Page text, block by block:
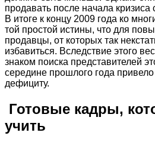
продавать после начала
В итоге к концу 2009 года ко
той простой истины, что для
продавцы, от которых так
избавиться. Вследствие этого
знаком поиска представителей
середине прошлого года привело
дефициту.
Готовые кадры,
учить